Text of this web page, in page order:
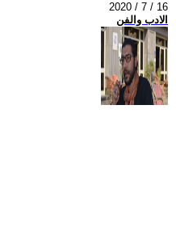
2020 / 7 / 16
الادب والفن